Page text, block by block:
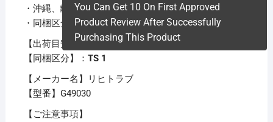
・沖縄、離島および一部地域への配送時
・同梱区分が異なる商品の複数購入時
【出荷目安】：1 – 5営業日 ※土日・祝除く
【同梱区分】： TS 1
【メーカー名】リヒトラブ
【型番】G49030
【ご注意事項】
You Can Get 10 On First Approved
Product Review After Successfully
Purchasing This Product